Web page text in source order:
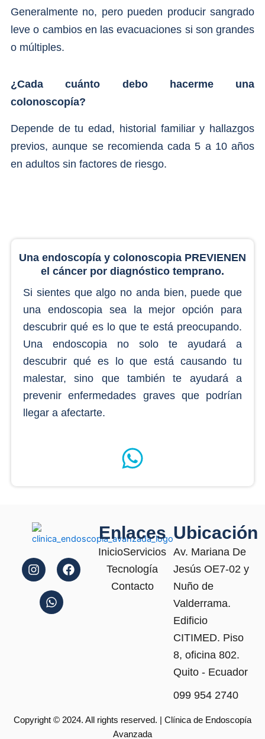
Generalmente no, pero pueden producir sangrado
leve o cambios en las evacuaciones si son grandes
o múltiples.
¿Cada cuánto debo hacerme una
colonoscopía?
Depende de tu edad, historial familiar y hallazgos
previos, aunque se recomienda cada 5 a 10 años
en adultos sin factores de riesgo.
Una endoscopía y colonoscopia PREVIENEN
el cáncer por diagnóstico temprano.
Si sientes que algo no anda bien, puede que
una endoscopia sea la mejor opción para
descubrir qué es lo que te está preocupando.
Una endoscopia no solo te ayudará a
descubrir qué es lo que está causando tu
malestar, sino que también te ayudará a
prevenir enfermedades graves que podrían
llegar a afectarte.
n
s
g
a
c
h
a
t
s
a
Enlaces
InicioServicios
Tecnología
Contacto
Ubicación
Av. Mariana De
Jesús OE7-02 y
Nuño de
Valderrama.
Edificio
CITIMED. Piso
8, oficina 802.
Quito - Ecuador
099 954 2740
Copyright © 2024. All rights reserved. | Clínica de Endoscopía
Avanzada